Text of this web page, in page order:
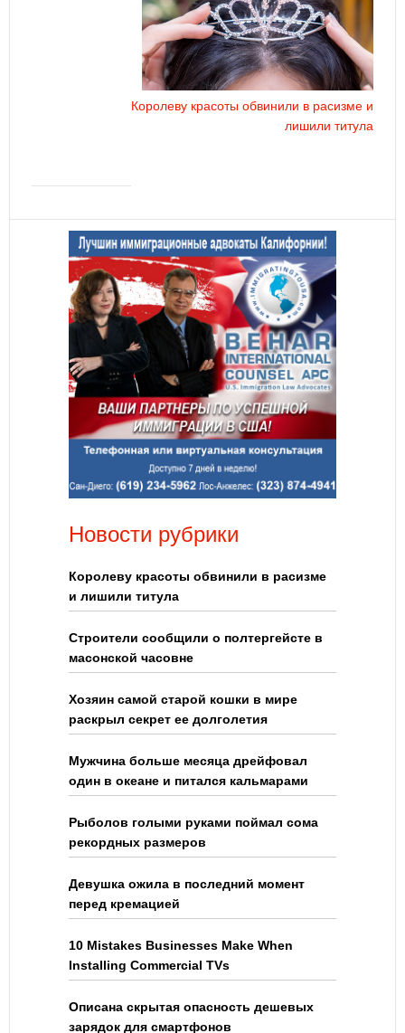
Королеву красоты обвинили в расизме и
лишили титула
Новости рубрики
Королеву красоты обвинили в расизме
и лишили титула
Строители сообщили о полтергейсте в
масонской часовне
Хозяин самой старой кошки в мире
раскрыл секрет ее долголетия
Мужчина больше месяца дрейфовал
один в океане и питался кальмарами
Рыболов голыми руками поймал сома
рекордных размеров
Девушка ожила в последний момент
перед кремацией
10 Mistakes Businesses Make When
Installing Commercial TVs
Описана скрытая опасность дешевых
зарядок для смартфонов